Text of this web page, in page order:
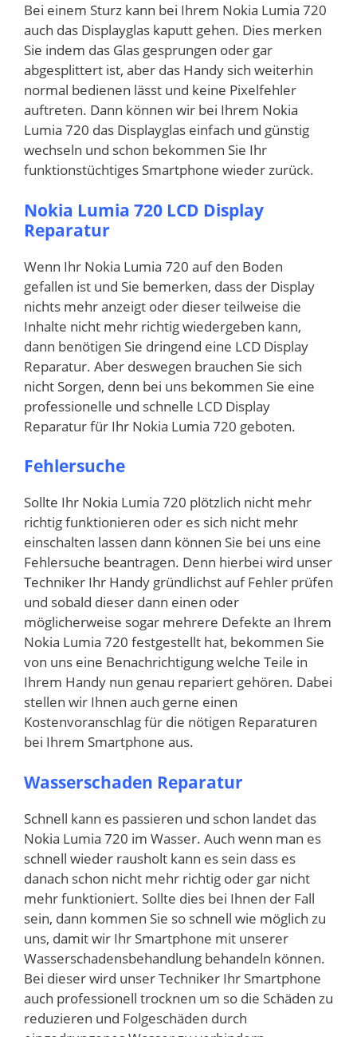
Bei einem Sturz kann bei Ihrem Nokia Lumia 720
auch das Displayglas kaputt gehen. Dies merken
Sie indem das Glas gesprungen oder gar
abgesplittert ist, aber das Handy sich weiterhin
normal bedienen lässt und keine Pixelfehler
auftreten. Dann können wir bei Ihrem Nokia
Lumia 720 das Displayglas einfach und günstig
wechseln und schon bekommen Sie Ihr
funktionstüchtiges Smartphone wieder zurück.
Nokia Lumia 720 LCD Display
Reparatur
Wenn Ihr Nokia Lumia 720 auf den Boden
gefallen ist und Sie bemerken, dass der Display
nichts mehr anzeigt oder dieser teilweise die
Inhalte nicht mehr richtig wiedergeben kann,
dann benötigen Sie dringend eine LCD Display
Reparatur. Aber deswegen brauchen Sie sich
nicht Sorgen, denn bei uns bekommen Sie eine
professionelle und schnelle LCD Display
Reparatur für Ihr Nokia Lumia 720 geboten.
Fehlersuche
Sollte Ihr Nokia Lumia 720 plötzlich nicht mehr
richtig funktionieren oder es sich nicht mehr
einschalten lassen dann können Sie bei uns eine
Fehlersuche beantragen. Denn hierbei wird unser
Techniker Ihr Handy gründlichst auf Fehler prüfen
und sobald dieser dann einen oder
möglicherweise sogar mehrere Defekte an Ihrem
Nokia Lumia 720 festgestellt hat, bekommen Sie
von uns eine Benachrichtigung welche Teile in
Ihrem Handy nun genau repariert gehören. Dabei
stellen wir Ihnen auch gerne einen
Kostenvoranschlag für die nötigen Reparaturen
bei Ihrem Smartphone aus.
Wasserschaden Reparatur
Schnell kann es passieren und schon landet das
Nokia Lumia 720 im Wasser. Auch wenn man es
schnell wieder rausholt kann es sein dass es
danach schon nicht mehr richtig oder gar nicht
mehr funktioniert. Sollte dies bei Ihnen der Fall
sein, dann kommen Sie so schnell wie möglich zu
uns, damit wir Ihr Smartphone mit unserer
Wasserschadensbehandlung behandeln können.
Bei dieser wird unser Techniker Ihr Smartphone
auch professionell trocknen um so die Schäden zu
reduzieren und Folgeschäden durch